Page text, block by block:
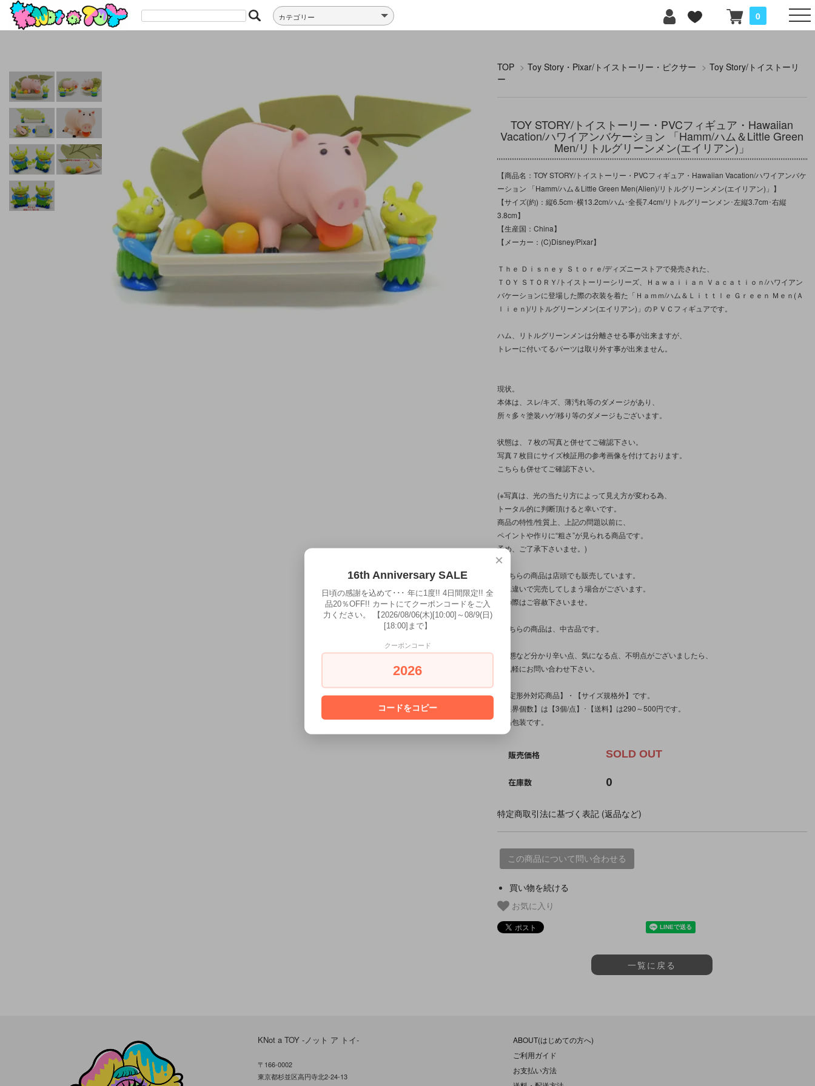
0
TOP > Toy Story・Pixar/トイストーリー・ピクサー > Toy Story/トイストーリ
ー
TOY STORY/トイストーリー・PVCフィギュア・Hawaiian
Vacation/ハワイアンバケーション 「Hamm/ハム＆Little Green
Men/リトルグリーンメン(エイリアン)」
【商品名：TOY STORY/トイストーリー・PVCフィギュア・Hawaiian Vacation/ハワイアンバケ
ーション 「Hamm/ハム＆Little Green Men(Alien)/リトルグリーンメン(エイリアン)」】
【サイズ(約)：縦6.5cm･横13.2cm/ハム･全長7.4cm/リトルグリーンメン･左縦3.7cm･右縦
3.8cm】
【生産国：China】
【メーカー：(C)Disney/Pixar】
Ｔｈｅ Ｄｉｓｎｅｙ Ｓｔｏｒｅ/ディズニーストアで発売された、
ＴＯＹ ＳＴＯＲＹ/トイストーリーシリーズ、Ｈａｗａｉｉａｎ Ｖａｃａｔｉｏｎ/ハワイアン
バケーションに登場した際の衣装を着た「Ｈａｍｍ/ハム＆Ｌｉｔｔｌｅ Ｇｒｅｅｎ Ｍｅｎ(Ａ
ｌｉｅｎ)/リトルグリーンメン(エイリアン)」のＰＶＣフィギュアです。
ハム、リトルグリーンメンは分離させる事が出来ますが、
トレーに付いてるパーツは取り外す事が出来ません。
現状。
本体は、スレ/キズ、薄汚れ等のダメージがあり、
所々多々塗装ハゲ/移り等のダメージもございます。
状態は、７枚の写真と併せてご確認下さい。
写真７枚目にサイズ検証用の参考画像を付けております。
こちらも併せてご確認下さい。
(※写真は、光の当たり方によって見え方が変わる為、
トータル的に判断頂けると幸いです。
商品の特性/性質上、上記の問題以前に、
ペイントや作りに“粗さ”が見られる商品です。
予め、ご了承下さいませ。)
※こちらの商品は店頭でも販売しています。
入れ違いで完売してしまう場合がございます。
その際はご容赦下さいませ。
※こちらの商品は、中古品です。
※状態など分かり辛い点、気になる点、不明点がございましたら、
お気軽にお問い合わせ下さい。
※【定形外対応商品】・【サイズ規格外】です。
【限界個数】は【3個/点】･【送料】は290～500円です。
簡易包装です。
販売価格 SOLD OUT
在庫数 0
特定商取引法に基づく表記 (返品など)
この商品について問い合わせる
買い物を続ける
お気に入り
一覧に戻る
KNot a TOY -ノット ア トイ-
〒166-0002
東京都杉並区高円寺北2-24-13
ABOUT(はじめての方へ)
ご利用ガイド
お支払い方法
×
16th Anniversary SALE
日頃の感謝を込めて･･･ 年に1度!! 4日間限定!! 全
品20％OFF!! カートにてクーポンコードをご入
力ください。 【2026/08/06(木)[10:00]～08/9(日)
[18:00]まで】
クーポンコード
2026
コードをコピー